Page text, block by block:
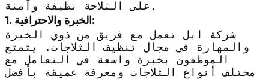
على الثلاجة نظيفة وآمنة.
1. الخبرة والاحترافية:
شركة ابل تعمل مع فريق من ذوي الخبرة
والمهارة في مجال تنظيف الثلاجات. يتمتع
الموظفون بخبرة واسعة في التعامل مع
مختلف أنواع الثلاجات ومعرفة عميقة بأفضل